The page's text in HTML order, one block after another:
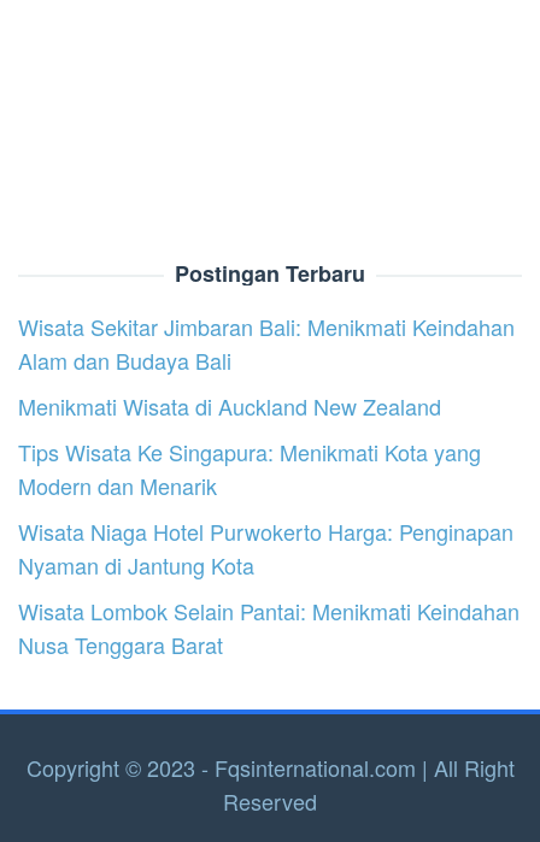
Postingan Terbaru
Wisata Sekitar Jimbaran Bali: Menikmati Keindahan
Alam dan Budaya Bali
Menikmati Wisata di Auckland New Zealand
Tips Wisata Ke Singapura: Menikmati Kota yang
Modern dan Menarik
Wisata Niaga Hotel Purwokerto Harga: Penginapan
Nyaman di Jantung Kota
Wisata Lombok Selain Pantai: Menikmati Keindahan
Nusa Tenggara Barat
Copyright © 2023 - Fqsinternational.com | All Right
Reserved